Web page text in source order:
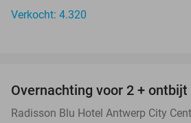
Verkocht: 4.320
Overnachting voor 2 +
Radisson Blu Hotel Antwerp City